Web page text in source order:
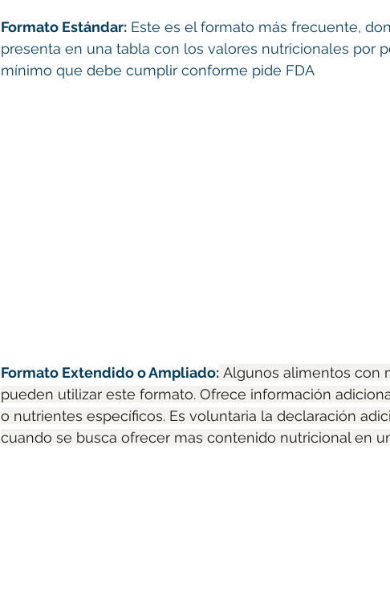
Formato Estándar: Este es el formato más frecuente,
presenta en una tabla con los valores nutricionales por
mínimo que debe cumplir conforme pide FDA
Formato Extendido o Ampliado: Algunos alimentos con
pueden utilizar este formato. Ofrece información
o nutrientes específicos. Es voluntaria la declaración
cuando se busca ofrecer mas contenido nutricional en